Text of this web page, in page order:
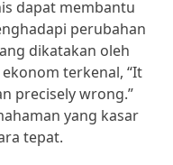
dapat membantu
perubahan
dikatakan oleh
terkenal, “It
precisely wrong.”
yang kasar
tepat.